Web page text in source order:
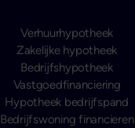
Verhuurhypotheek
Zakelijke hypotheek
Bedrijfshypotheek
Vastgoedfinanciering
Hypotheek bedrijfspand
Bedrijfswoning financieren